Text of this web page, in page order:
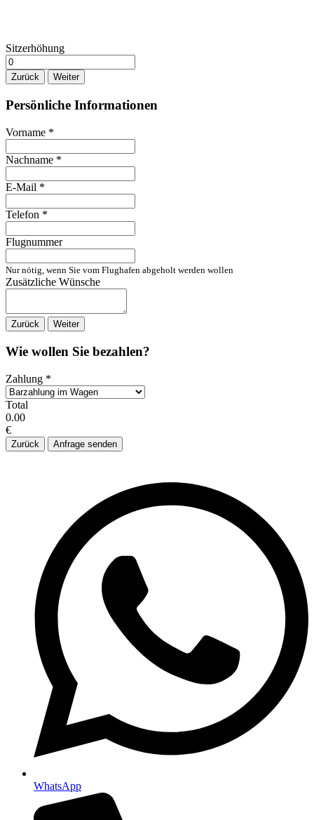
Sitzerhöhung
Zurück Weiter
Persönliche Informationen
Vorname *
Nachname *
E-Mail *
Telefon *
Flugnummer
Nur nötig, wenn Sie vom Flughafen abgeholt werden wollen
Zusätzliche Wünsche
Zurück Weiter
Wie wollen Sie bezahlen?
Zahlung *
Total
0.00
€
Zurück Anfrage senden
WhatsApp